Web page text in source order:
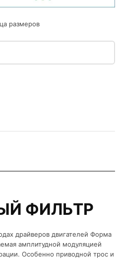
размеров
ФИЛЬТР
драйверов двигателей Форма
амплитудной модуляцией
Особенно приводной трос и